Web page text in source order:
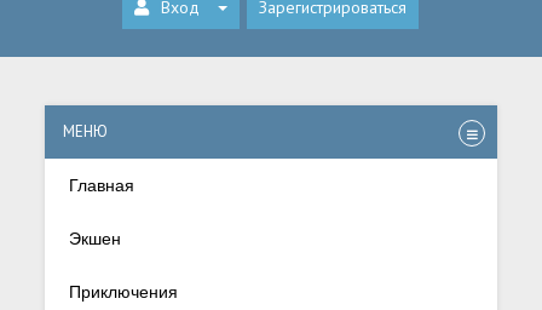
Вход Зарегистрироваться
МЕНЮ
Главная
Экшен
Приключения